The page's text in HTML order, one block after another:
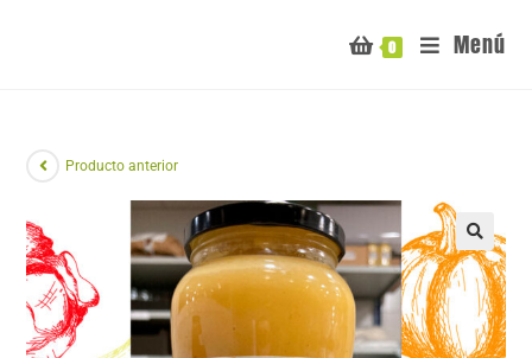
0 Menú
Producto anterior
🔍